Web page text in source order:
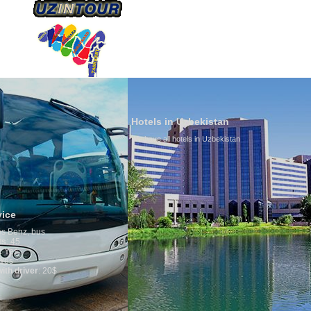
Hotels in Uzbekistan
We have all hotels in Uzbekistan
Culture of
By nature
is why
any influence
general, the
growth is very
marriages is
percentage of
in the world.
family is